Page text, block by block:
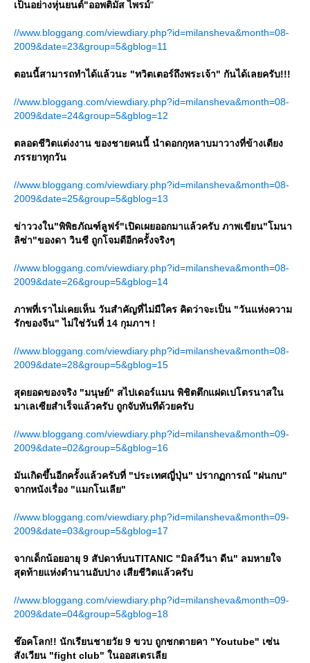
เป็นอย่างหุ่นยนต์"ออพติมัส ไพรม์"
//www.bloggang.com/viewdiary.php?id=milansheva&month=08-
2009&date=23&group=5&gblog=11
ตอนนี้สามารถทำได้แล้วนะ "ทวิตเตอร์ถึงพระเจ้า" กันได้เลยครับ!!!
//www.bloggang.com/viewdiary.php?id=milansheva&month=08-
2009&date=24&group=5&gblog=12
ตลอดชีวิตแต่งงาน ของชายคนนี้ นำดอกกุหลาบมาวางที่ข้างเตียง
ภรรยาทุกวัน
//www.bloggang.com/viewdiary.php?id=milansheva&month=08-
2009&date=25&group=5&gblog=13
ข่าววงใน"พิพิธภัณฑ์ลูฟร์"เปิดเผยออกมาแล้วครับ ภาพเขียน"โมนา
ลิซ่า"ของดา วินชี ถูกโจมตีอีกครั้งจริงๆ
//www.bloggang.com/viewdiary.php?id=milansheva&month=08-
2009&date=26&group=5&gblog=14
ภาพที่เราไม่เคยเห็น วันสำคัญที่ไม่มีใคร คิดว่าจะเป็น "วันแห่งความ
รักของจีน" ไม่ใช่วันที่ 14 กุมภาฯ !
//www.bloggang.com/viewdiary.php?id=milansheva&month=08-
2009&date=28&group=5&gblog=15
สุดยอดของจริง "มนุษย์" สไปเดอร์แมน พิชิตตึกแฝดเปโตรนาสใน
มาเลเซียสำเร็จแล้วครับ ถูกจับทันทีด้วยครับ
//www.bloggang.com/viewdiary.php?id=milansheva&month=09-
2009&date=02&group=5&gblog=16
มันเกิดขึ้นอีกครั้งแล้วครับที่ "ประเทศญี่ปุ่น" ปรากฏการณ์ "ฝนกบ"
จากหนังเรื่อง "แมกโนเลีย"
//www.bloggang.com/viewdiary.php?id=milansheva&month=09-
2009&date=03&group=5&gblog=17
จากเด็กน้อยอายุ 9 สัปดาห์บนTITANIC "มิลล์วีนา ดีน" ลมหายใจ
สุดท้ายแห่งตำนานอับปาง เสียชีวิตแล้วครับ
//www.bloggang.com/viewdiary.php?id=milansheva&month=09-
2009&date=04&group=5&gblog=18
ช๊อคโลก!! นักเรียนชายวัย 9 ขวบ ถูกชกตายคา "Youtube" เซ่น
สังเวียน "fight club" ในออสเตรเลี